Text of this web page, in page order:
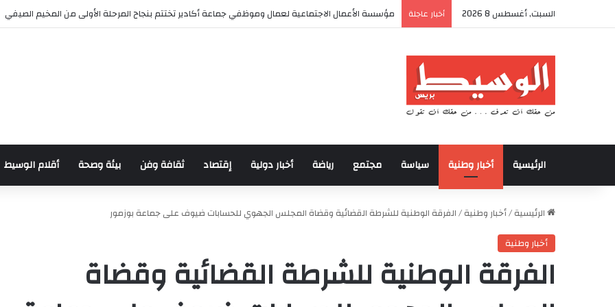
السبت, أغسطس 8 2026 أخبار عاجلة أكادير تحتضن كأس العرش للدراجات بمناسبة الذكرى السابعة والعشرين لعيد العرش المجيد
الرئيسية أخبار وطنية سياسة مجتمع رياضة أخبار دولية إقتصاد ثقافة وفن بيئة وصحة أقلام الوسيط
الرئيسية/أخبار وطنية/الفرقة الوطنية للشرطة القضائية وقضاة المجلس الجهوي للحسابات ضيوف على جماعة بوزمور
أخبار وطنية
الفرقة الوطنية للشرطة القضائية وقضاة